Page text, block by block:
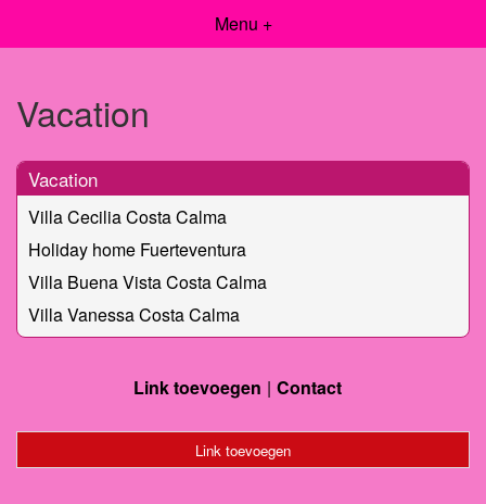
Menu +
Vacation
Vacation
Villa Cecilia Costa Calma
Holiday home Fuerteventura
Villa Buena Vista Costa Calma
Villa Vanessa Costa Calma
Link toevoegen Contact
Link toevoegen